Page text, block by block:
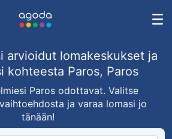
arvioidut lomakeskukset ja
kohteesta Paros, Paros
Paros odottavat. Valitse
ja varaa lomasi jo
tänään!